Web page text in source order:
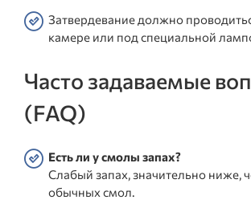
Затвердевание должно
камере или под специальной
Часто задаваемые
(FAQ)
Есть ли у смолы запах?
Слабый запах, значительно ниже,
обычных смол.